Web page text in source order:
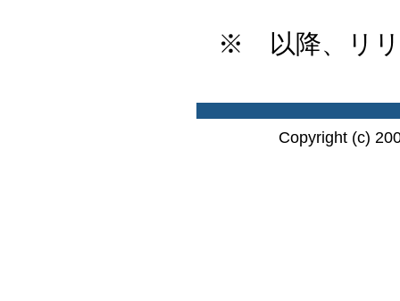
※ 以降、リリ
Copyright (c)